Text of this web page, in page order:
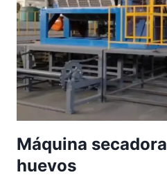
Máquina
huevos